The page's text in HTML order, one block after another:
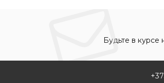
Будьте в